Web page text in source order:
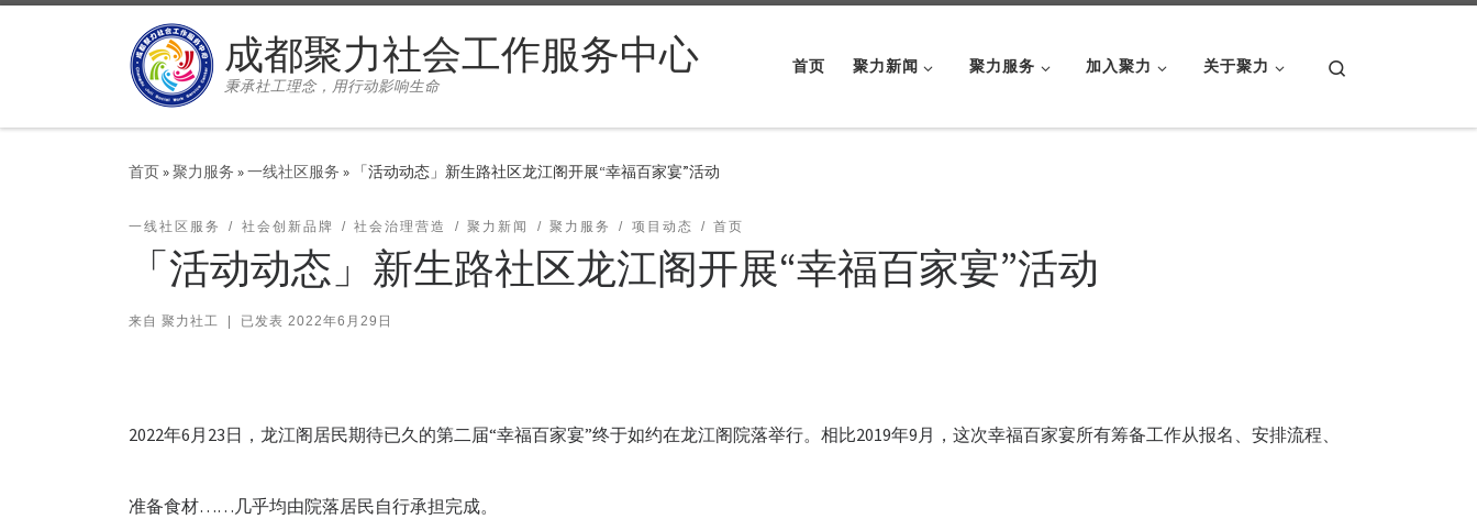
成都聚力社会工作服务中心
秉承社工理念，用行动影响生命
首页 聚力新闻 聚力服务 加入聚力 关于聚力
首页»聚力服务 »一线社区服务 » 「活动动态」新生路社区龙江阁开展“幸福百家宴”活动
一线社区服务 社会创新品牌 社会治理营造 聚力新闻 聚力服务 项目动态 首页
「活动动态」新生路社区龙江阁开展“幸福百家宴”活动
来自 聚力社工 已发表 2022年6月29日
2022年6月23日，龙江阁居民期待已久的第二届“幸福百家宴”终于如约在龙江阁院落举行。相比2019年9月，这次幸福百家宴所有筹备工作从报名、安排流程、
准备食材……几乎均由院落居民自行承担完成。